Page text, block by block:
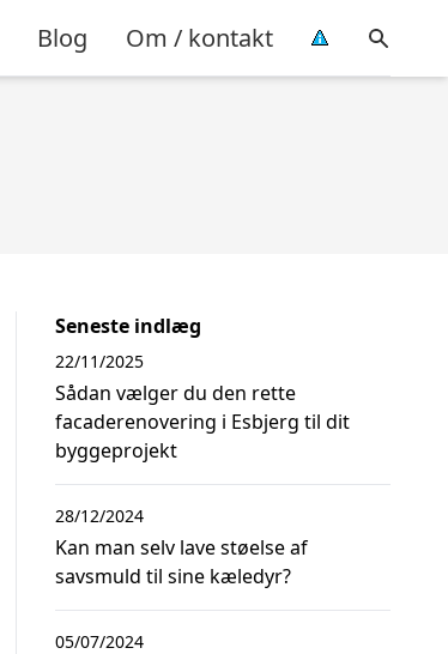
Blog Om / kontakt
Seneste indlæg
Sådan vælger du den rette
facaderenovering i Esbjerg til dit
byggeprojekt
22/11/2025
Kan man selv lave støelse af
savsmuld til sine kæledyr?
28/12/2024
05/07/2024